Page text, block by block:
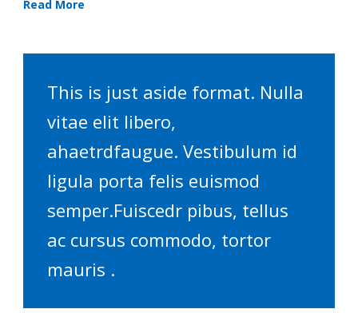
Read More
This is just aside format. Nulla
vitae elit libero,
ahaetrdfaugue. Vestibulum id
ligula porta felis euismod
semper.Fuiscedr pibus, tellus
ac cursus commodo, tortor
mauris .